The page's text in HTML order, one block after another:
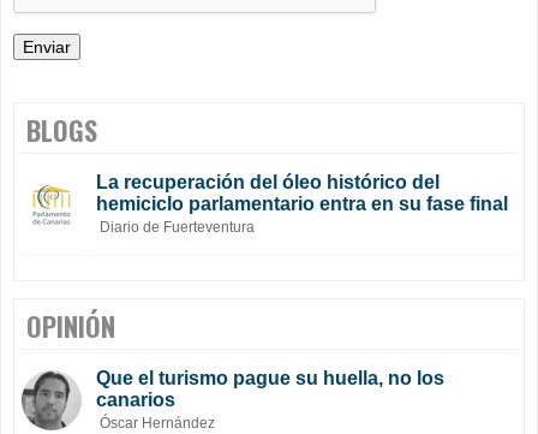
BLOGS
La recuperación del óleo histórico del
hemiciclo parlamentario entra en su fase final
Diario de Fuerteventura
OPINIÓN
Que el turismo pague su huella, no los
canarios
Óscar Hernández